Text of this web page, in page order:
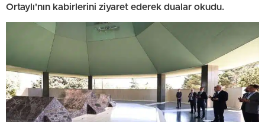
Ortaylı'nın kabirlerini ziyaret ederek dualar okudu.